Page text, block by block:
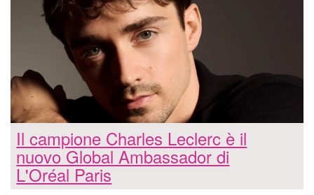
Il campione Charles Leclerc è il
nuovo Global Ambassador di
L'Oréal Paris